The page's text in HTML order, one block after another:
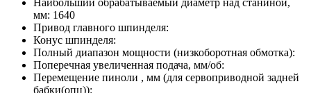
Наибольший обрабатываемый диаметр над станиной,
мм: 1640
Привод главного шпинделя:
Конус шпинделя:
Полный диапазон мощности (низкоборотная обмотка):
Поперечная увеличенная подача, мм/об:
Перемещение пиноли , мм (для сервоприводной задней
бабки(опц)):